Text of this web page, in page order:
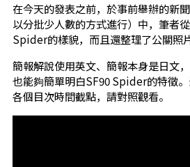
在今天的發表之前，於事前舉辦的新
以分批少人數的方式進行）中，筆者
Spider的樣貌，而且還整理了公關照
簡報解說使用英文、簡報本身是日文
也能夠簡單明白SF90 Spider的特徵
各個目次時間截點，請對照觀看。